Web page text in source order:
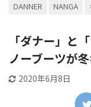
DANNER
NANGA
「ダナー」と
ノーブーツが
2020年6月8日